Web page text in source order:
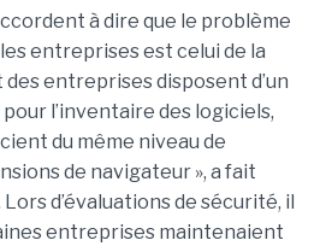
à dire que le problème
entreprises est celui de la
entreprises disposent d’un
l’inventaire des logiciels,
du même niveau de
de navigateur », a fait
d’évaluations de sécurité, il
entreprises maintenaient